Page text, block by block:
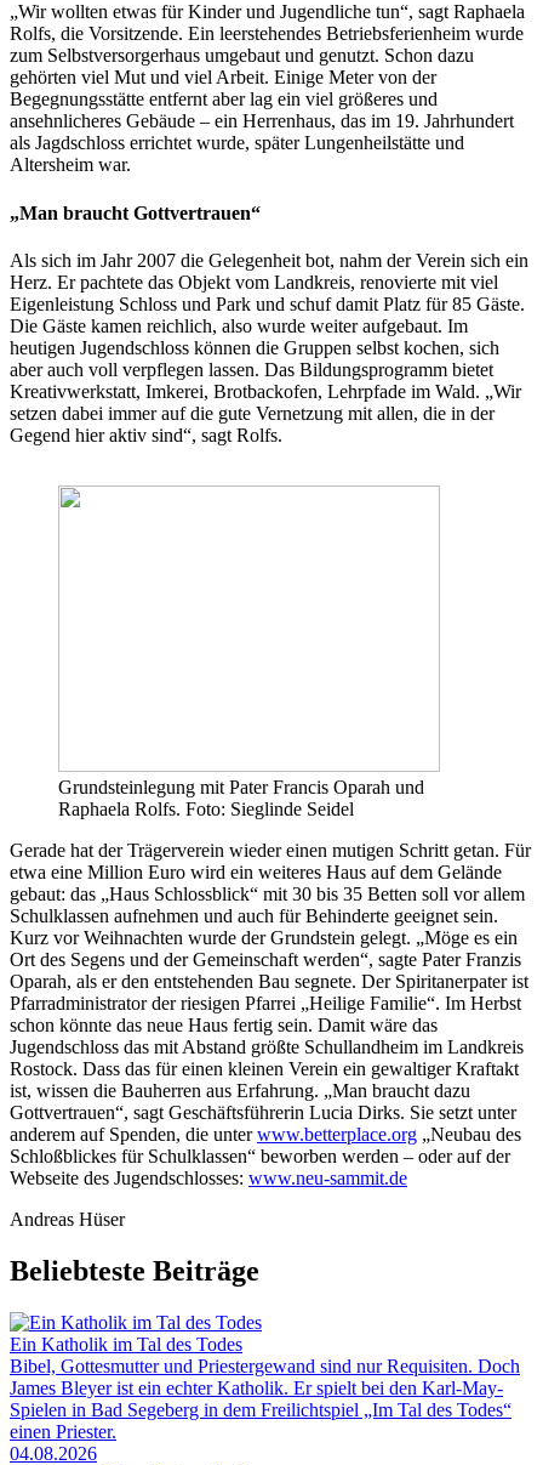
„Wir wollten etwas für Kinder und Jugendliche tun“, sagt Raphaela
Rolfs, die Vorsitzende. Ein leerstehendes Betriebsferienheim wurde
zum Selbstversorgerhaus umgebaut und genutzt. Schon dazu
gehörten viel Mut und viel Arbeit. Einige Meter von der
Begegnungsstätte entfernt aber lag ein viel größeres und
ansehnlicheres Gebäude – ein Herrenhaus, das im 19. Jahrhundert
als Jagdschloss errichtet wurde, später Lungenheilstätte und
Altersheim war.
„Man braucht Gottvertrauen“
Als sich im Jahr 2007 die Gelegenheit bot, nahm der Verein sich ein
Herz. Er pachtete das Objekt vom Landkreis, renovierte mit viel
Eigenleistung Schloss und Park und schuf damit Platz für 85 Gäste.
Die Gäste kamen reichlich, also wurde weiter aufgebaut. Im
heutigen Jugendschloss können die Gruppen selbst kochen, sich
aber auch voll verpflegen lassen. Das Bildungsprogramm bietet
Kreativwerkstatt, Imkerei, Brotbackofen, Lehrpfade im Wald. „Wir
setzen dabei immer auf die gute Vernetzung mit allen, die in der
Gegend hier aktiv sind“, sagt Rolfs.
Grundsteinlegung mit Pater Francis Oparah und
Raphaela Rolfs. Foto: Sieglinde Seidel
Gerade hat der Trägerverein wieder einen mutigen Schritt getan. Für
etwa eine Million Euro wird ein weiteres Haus auf dem Gelände
gebaut: das „Haus Schlossblick“ mit 30 bis 35 Betten soll vor allem
Schulklassen aufnehmen und auch für Behinderte geeignet sein.
Kurz vor Weihnachten wurde der Grundstein gelegt. „Möge es ein
Ort des Segens und der Gemeinschaft werden“, sagte Pater Franzis
Oparah, als er den entstehenden Bau segnete. Der Spiritanerpater ist
Pfarradministrator der riesigen Pfarrei „Heilige Familie“. Im Herbst
schon könnte das neue Haus fertig sein. Damit wäre das
Jugendschloss das mit Abstand größte Schullandheim im Landkreis
Rostock. Dass das für einen kleinen Verein ein gewaltiger Kraftakt
ist, wissen die Bauherren aus Erfahrung. „Man braucht dazu
Gottvertrauen“, sagt Geschäftsführerin Lucia Dirks. Sie setzt unter
anderem auf Spenden, die unterwww.betterplace.org „Neubau des
Schloßblickes für Schulklassen“ beworben werden – oder auf der
Webseite des Jugendschlosses: www.neu-sammit.de
Andreas Hüser
Beliebteste Beiträge
Ein Katholik im Tal des Todes
Bibel, Gottesmutter und Priestergewand sind nur Requisiten. Doch
James Bleyer ist ein echter Katholik. Er spielt bei den Karl-May-
Spielen in Bad Segeberg in dem Freilichtspiel „Im Tal des Todes“
einen Priester.
04.08.2026